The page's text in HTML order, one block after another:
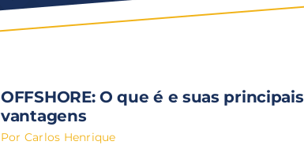
OFFSHORE: O que é e suas principais
vantagens
Por Carlos Henrique